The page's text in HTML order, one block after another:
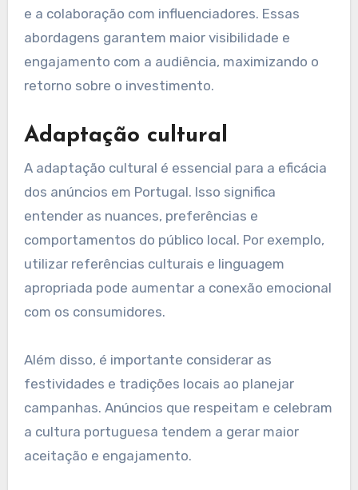
de anúncios em
Portugal?
As melhores práticas para a colocação de
público local, a escolha de horários estratégicos
abordagens garantem maior visibilidade e
engajamento com a audiência, maximizando o
retorno sobre o investimento.
Adaptação cultural
A adaptação cultural é essencial para a eficácia
entender as nuances, preferências e
comportamentos do público local. Por exemplo,
utilizar referências culturais e linguagem
apropriada pode aumentar a conexão emocional
com os consumidores.